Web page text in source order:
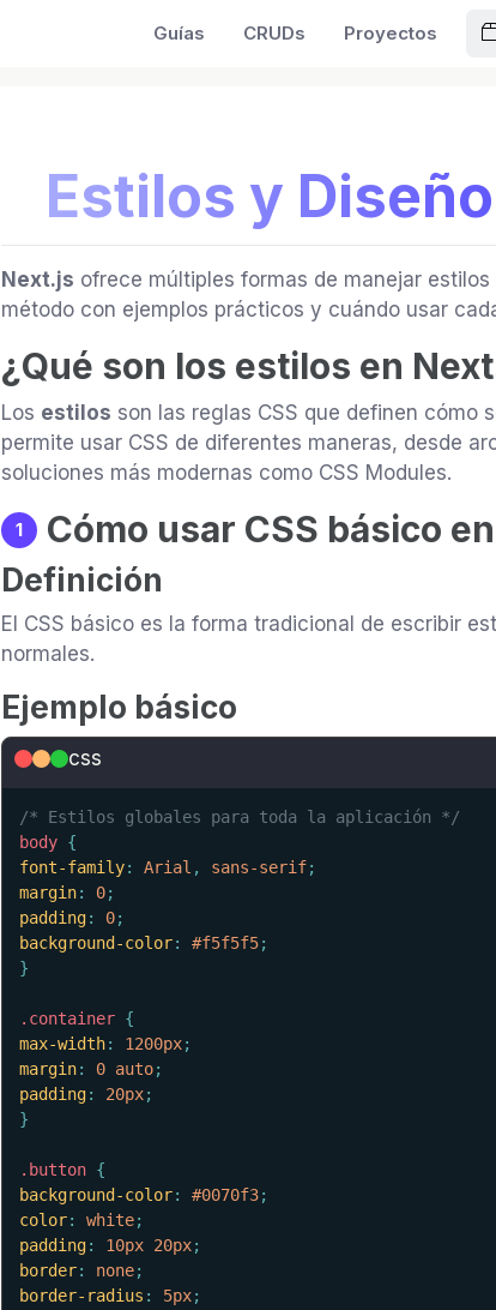
Guías CRUDs Proyectos
Estilos y
Next.js ofrece múltiples formas de manejar
método con ejemplos prácticos y cuándo usar
¿Qué son los estilos en
Los estilos son las reglas CSS que definen cómo
permite usar CSS de diferentes maneras, desde
soluciones más modernas como CSS Modules.
1 Cómo usar CSS básico
Definición
El CSS básico es la forma tradicional de escribir
normales.
Ejemplo básico
css
/* Estilos globales para toda la aplicación */
body {
font-family: Arial , sans-serif;
margin: 0;
padding: 0;
background-color: #f5f5f5;
}
.container {
max-width: 1200px;
margin: 0 auto;
padding: 20px;
}
.button {
background-color: #0070f3;
color: white;
padding: 10px 20px;
border: none;
border-radius : 5px;